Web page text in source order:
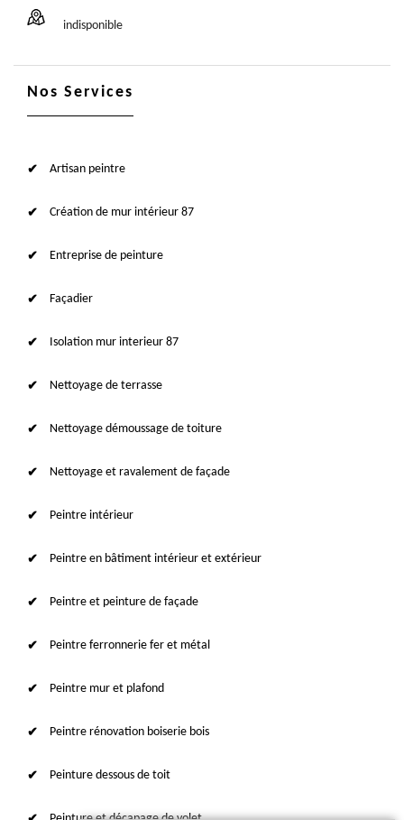
indisponible
Nos Services
Artisan peintre
Création de mur intérieur 87
Entreprise de peinture
Façadier
Isolation mur interieur 87
Nettoyage de terrasse
Nettoyage démoussage de toiture
Nettoyage et ravalement de façade
Peintre intérieur
Peintre en bâtiment intérieur et extérieur
Peintre et peinture de façade
Peintre ferronnerie fer et métal
Peintre mur et plafond
Peintre rénovation boiserie bois
Peinture dessous de toit